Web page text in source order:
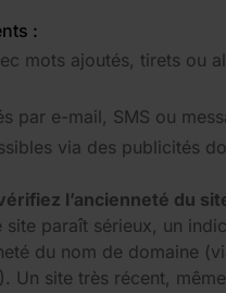
:
mots ajoutés, tirets ou
par e-mail, SMS ou
via des publicités
l’ancienneté du
site paraît sérieux, un
du nom de domaine
Un site très récent,